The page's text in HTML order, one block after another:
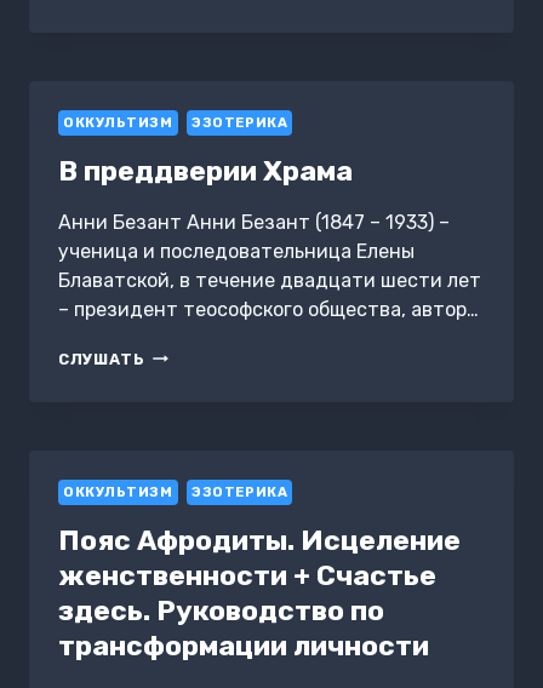
КНИГА
КОСМИЧЕСКИЕ
ПЛАНЕТА
АНТАРКТИДА.
ПЛАНЕТА
МАРС
ОККУЛЬТИЗМ ЭЗОТЕРИКА
В преддверии Храма
Анни Безант Анни Безант (1847 – 1933) –
ученица и последовательница Елены
Блаватской, в течение двадцати шести лет
– президент теософского общества, автор…
СЛУШАТЬ В
ОККУЛЬТИЗМ ЭЗОТЕРИКА
Пояс Афродиты. Исцеление
женственности + Счастье
здесь. Руководство по
трансформации личности